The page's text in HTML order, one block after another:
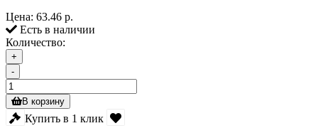
Цена: 63.46 р.
Есть в наличии
Количество:
+
-
В корзину
Купить в 1 клик